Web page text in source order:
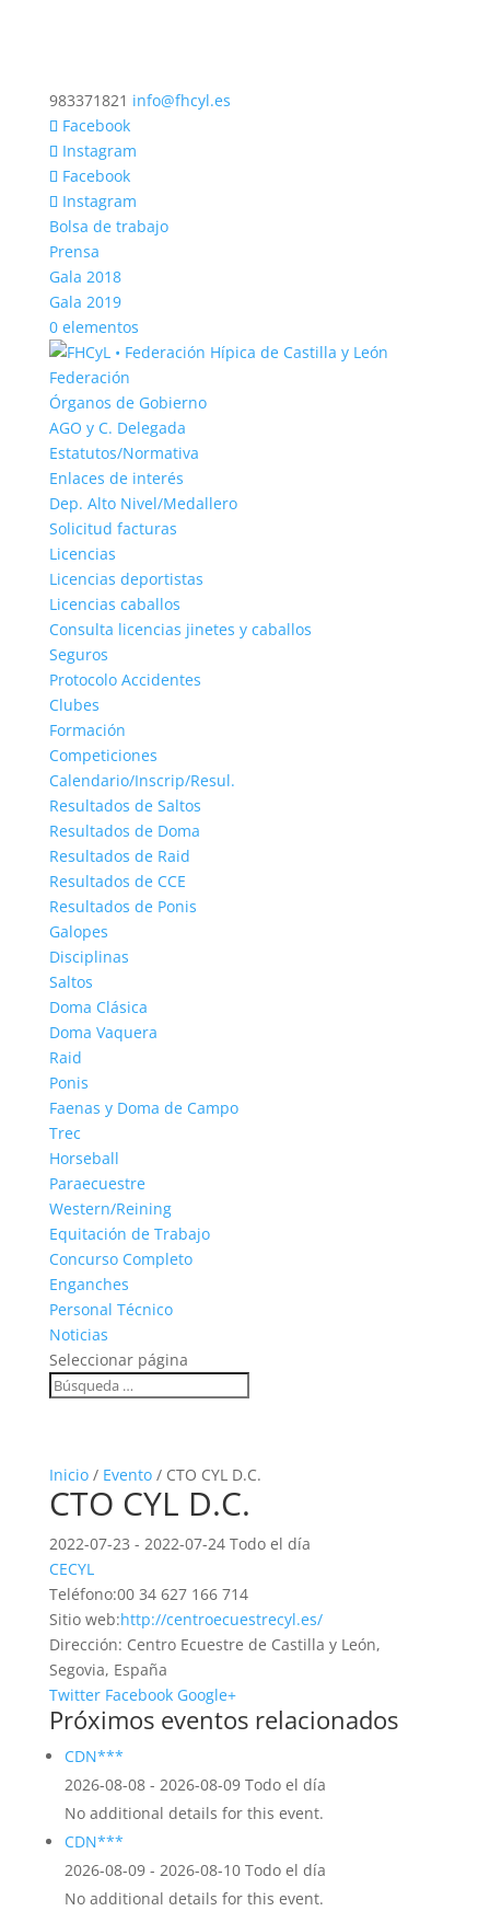
983371821 info@fhcyl.es
Facebook
Instagram
Facebook
Instagram
Bolsa de trabajo
Prensa
Gala 2018
Gala 2019
0 elementos
Federación
Órganos de Gobierno
AGO y C. Delegada
Estatutos/Normativa
Enlaces de interés
Dep. Alto Nivel/Medallero
Solicitud facturas
Licencias
Licencias deportistas
Licencias caballos
Consulta licencias jinetes y caballos
Seguros
Protocolo Accidentes
Clubes
Formación
Competiciones
Calendario/Inscrip/Resul.
Resultados de Saltos
Resultados de Doma
Resultados de Raid
Resultados de CCE
Resultados de Ponis
Galopes
Disciplinas
Saltos
Doma Clásica
Doma Vaquera
Raid
Ponis
Faenas y Doma de Campo
Trec
Horseball
Paraecuestre
Western/Reining
Equitación de Trabajo
Concurso Completo
Enganches
Personal Técnico
Noticias
Seleccionar página
Inicio/ Evento/ CTO CYL D.C.
CTO CYL D.C.
2022-07-23 - 2022-07-24 Todo el día
CECYL
Teléfono:00 34 627 166 714
Sitio web:http://centroecuestrecyl.es/
Dirección: Centro Ecuestre de Castilla y León,
Segovia, España
Twitter Facebook Google+
Próximos eventos relacionados
CDN***
2026-08-08 - 2026-08-09 Todo el día
No additional details for this event.
CDN***
2026-08-09 - 2026-08-10 Todo el día
No additional details for this event.